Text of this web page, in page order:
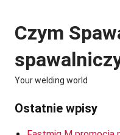
content
Czym
Your welding world
Ostatnie wpisy